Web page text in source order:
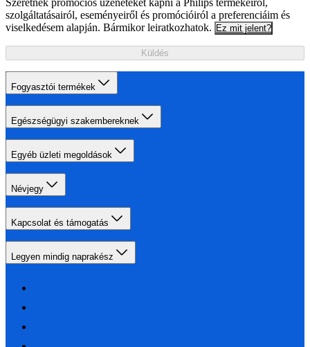
Szeretnék promóciós üzeneteket kapni a Philips termékeiről,
szolgáltatásairól, eseményeiről és promócióiról a preferenciáim és
viselkedésem alapján. Bármikor leiratkozhatok. Ez mit jelent?
Küldés
Fogyasztói termékek
Egészségügyi szakembereknek
Egyéb üzleti megoldások
Névjegy
Kapcsolat és támogatás
Legyen mindig naprakész